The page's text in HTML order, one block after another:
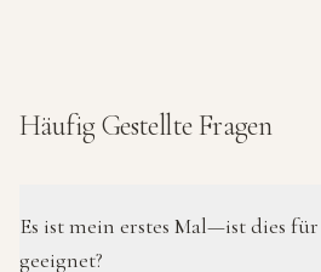
Häufig Gestellte Fragen
Es ist mein erstes Mal—ist dies
geeignet?